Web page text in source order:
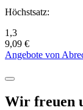
Höchstsatz:
1,3
9,09 €
Angebote von
Wir freuen